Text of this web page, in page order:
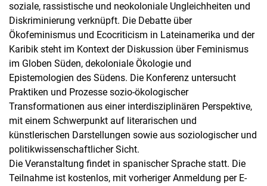
soziale, rassistische und neokoloniale Ungleichheiten und
Diskriminierung verknüpft. Die Debatte über
Ökofeminismus und Ecocriticism in Lateinamerika und der
Karibik steht im Kontext der Diskussion über Feminismus
im Globen Süden, dekoloniale Ökologie und
Epistemologien des Südens. Die Konferenz untersucht
Praktiken und Prozesse sozio-ökologischer
Transformationen aus einer interdisziplinären Perspektive,
mit einem Schwerpunkt auf literarischen und
künstlerischen Darstellungen sowie aus soziologischer und
politikwissenschaftlicher Sicht.
Die Veranstaltung findet in spanischer Sprache statt. Die
Teilnahme ist kostenlos, mit vorheriger Anmeldung per E-